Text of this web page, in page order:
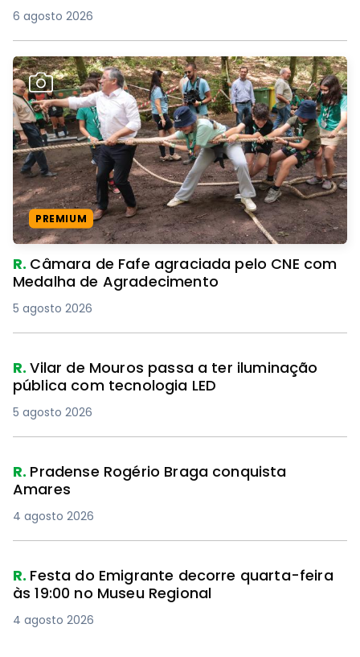
6 agosto 2026
PREMIUM
R. Câmara de Fafe agraciada pelo CNE com
Medalha de Agradecimento
5 agosto 2026
R.Vilar de Mouros passa a ter iluminação
pública com tecnologia LED
5 agosto 2026
R. Pradense Rogério Braga conquista
Amares
4 agosto 2026
R. Festa do Emigrante decorre quarta-feira
às 19:00 no Museu Regional
4 agosto 2026